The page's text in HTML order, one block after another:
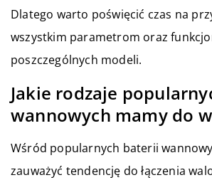
Dlatego warto poświęcić czas na
wszystkim parametrom oraz
poszczególnych modeli.
Jakie rodzaje
wannowych mamy do
Wśród popularnych baterii
zauważyć tendencję do łączenia